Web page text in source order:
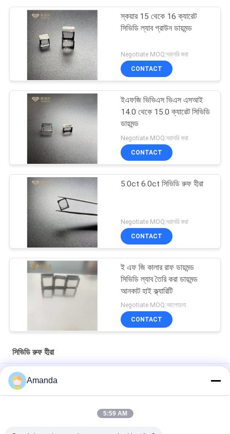
স্কয়ার 15 থেকে 16 ক্যারেট
সিভিডি ল্যাব গ্রাউন ডায়মন্ড
Negotiate MOQ:দরাদরি করা
CONTACT
ইএফজি ভিভিএস ভিএস এসআই
14.0 থেকে 15.0 ক্যারেট সিভিডি
ডায়মন্ড
Negotiate MOQ:দরাদরি করা
CONTACT
5.0ct 6.0ct সিভিডি রুফ হীরা
Negotiate MOQ:দরাদরি করা
CONTACT
ই এফ জি কালার রাফ ডায়মন্ড
সিভিডি ল্যাব তৈরি করা ডায়মন্ড
আনকাট হাই ক্ল্যারিটি
Negotiate MOQ:আলোচনা
CONTACT
সিভিডি রুফ হীরা
5 মিমি থেকে 7 মিমি ডিইএফ রঙ রুক্ষ এইচপিএইচটি ডায়মন্ড আয়তক্ষেত্রাকার আকৃতি
ডি ই এফ রঙ ভিভিএস ভিএস 12Ct 12.5Ct 13Ct HPHT 4 ক্যারেট পোলিশ
Amanda
5:59 AM